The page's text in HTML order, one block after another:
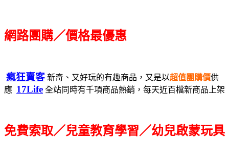
網路團購／價格最優惠
瘋狂賣客 新奇、又好玩的有趣商品，又是以超值團購價供
應 17Life 全站同時有千項商品熱銷，每天近百檔新商品上架
免費索取／兒童教育學習／幼兒啟蒙玩具